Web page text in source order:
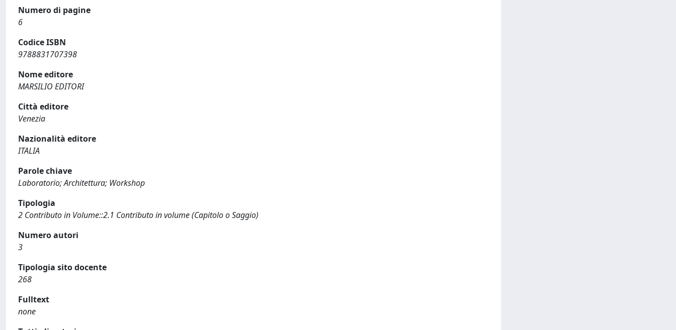
Numero di pagine
6
Codice ISBN
9788831707398
Nome editore
MARSILIO EDITORI
Città editore
Venezia
Nazionalità editore
ITALIA
Parole chiave
Laboratorio; Architettura; Workshop
Tipologia
2 Contributo in Volume::2.1 Contributo in volume (Capitolo o Saggio)
Numero autori
3
Tipologia sito docente
268
Fulltext
none